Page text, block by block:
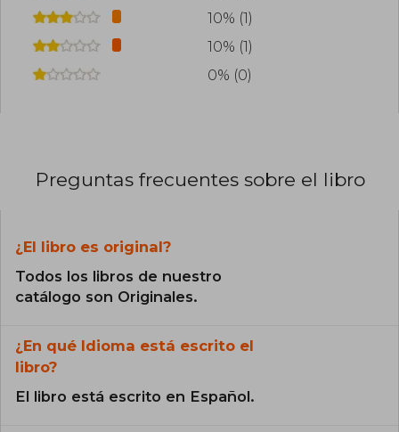
10% (1)
10% (1)
0% (0)
Preguntas frecuentes sobre el libro
¿El libro es original?
Todos los libros de nuestro
catálogo son Originales.
¿En qué Idioma está escrito el
libro?
El libro está escrito en Español.